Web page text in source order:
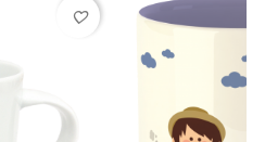
favorite_border